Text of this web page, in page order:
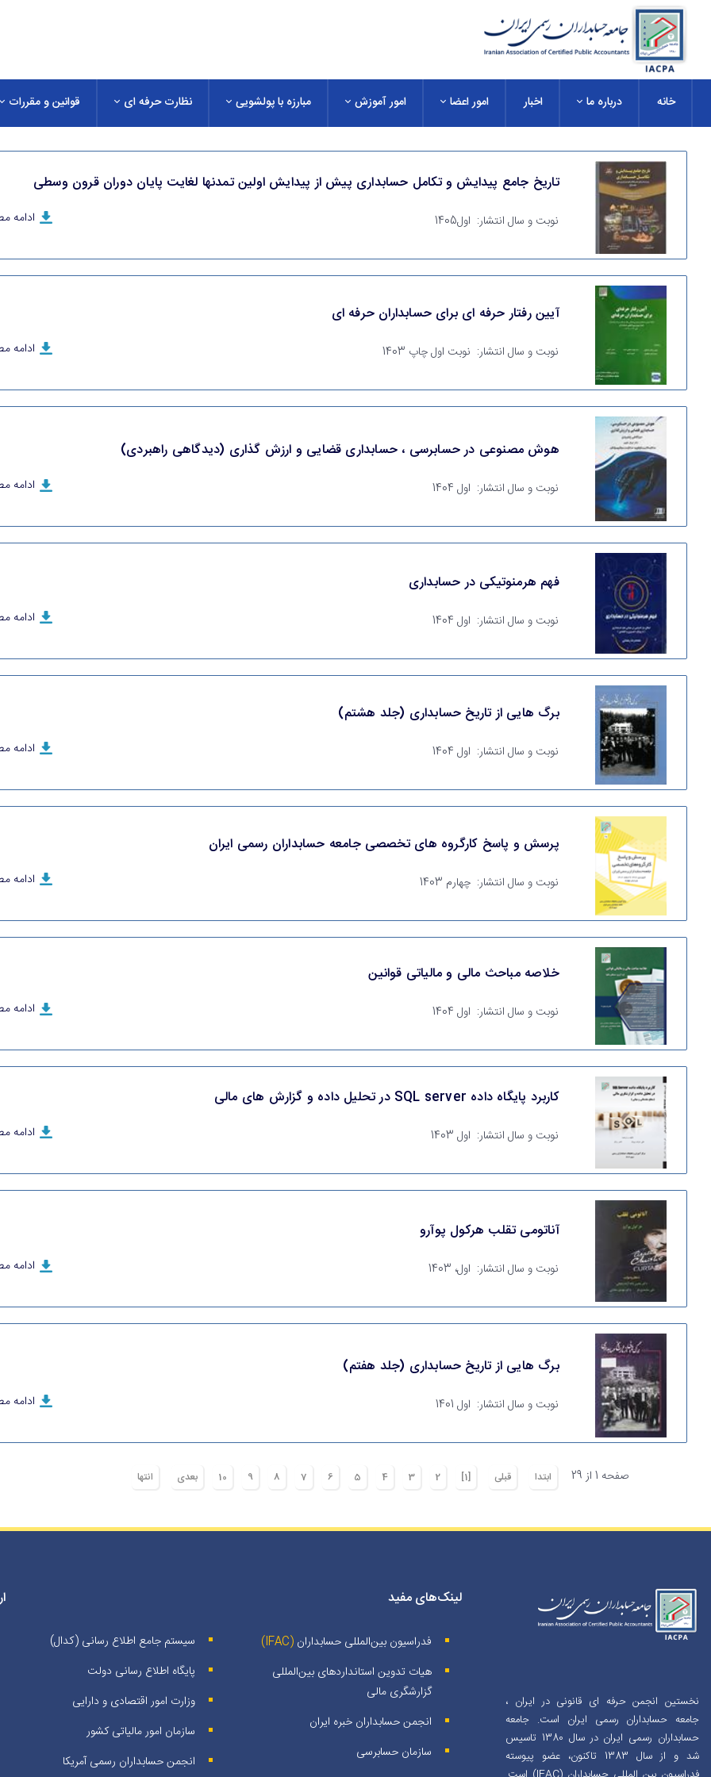
خانه درباره ما اخبار امور اعضا امور آموزش مبارزه با پولشویی نظارت حرفه ای قوانین و مقررات
تاریخ جامع پیدایش و تکامل حسابداری پیش از پیدایش اولین تمدنها لغایت پایان دوران قرون وسطی
نوبت و سال انتشار: اول1405 ادامه
آیین رفتار حرفه ای برای حسابداران حرفه ای
نوبت و سال انتشار: نوبت اول چاپ 1403 ادامه
هوش مصنوعی در حسابرسی ، حسابداری قضایی و ارزش گذاری (دیدگاهی راهبردی)
نوبت و سال انتشار: اول 1404 ادامه
فهم هرمنوتیکی در حسابداری
نوبت و سال انتشار: اول 1404 ادامه
برگ هایی از تاریخ حسابداری (جلد هشتم)
نوبت و سال انتشار: اول 1404 ادامه
پرسش و پاسخ کارگروه های تخصصی جامعه حسابداران رسمی ایران
نوبت و سال انتشار:چهارم 1403 ادامه
خلاصه مباحث مالی و مالیاتی قوانین
نوبت و سال انتشار: اول 1404 ادامه
کاربرد پایگاه داده SQL server در تحلیل داده و گزارش های مالی
نوبت و سال انتشار: اول 1403 ادامه
آناتومی تقلب هرکول پوآرو
نوبت و سال انتشار: اول، 1403 ادامه
برگ هایی از تاریخ حسابداری (جلد هفتم)
نوبت و سال انتشار: اول 1401 ادامه
صفحه 1 از 29 ابتدا قبلی [1]
2
3
4
5
6
7
8
9
10 بعدی انتها
نخستین انجمن حرفه ای قانونی در ایران ،
جامعه حسابداران رسمی ایران است. جامعه
حسابداران رسمی ایران در سال 1380 تاسیس
شد و از سال 1383 تاکنون، عضو پیوسته
لینک‌های مفید
فدراسیون بین‌المللی حسابداران (IFAC)
هیات تدوین استانداردهای بین‌المللی
گزارشگری مالی
انجمن حسابداران خبره ايران
سازمان حسابرسی
سیستم جامع اطلاع رسانی (کدال)
پایگاه اطلاع رسانی دولت
وزارت امور اقتصادی و دارایی
سازمان امور مالیاتی کشور
انجمن حسابداران رسمی آمریکا